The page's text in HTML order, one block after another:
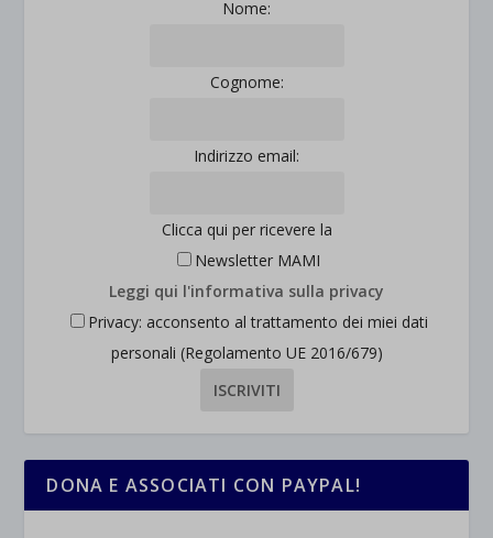
Nome:
Cognome:
Indirizzo email:
Clicca qui per ricevere la
Newsletter MAMI
Leggi qui l'informativa sulla privacy
Privacy: acconsento al trattamento dei miei dati
personali (Regolamento UE 2016/679)
DONA E ASSOCIATI CON PAYPAL!